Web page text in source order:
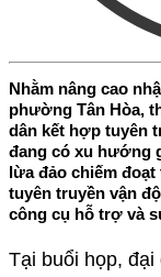
Nhằm nâng cao
phường Tân Hòa,
dân kết hợp tuyên
đang có xu hướng
lừa đảo chiếm
tuyên truyền vận
công cụ hỗ trợ và
Tại buổi họp,